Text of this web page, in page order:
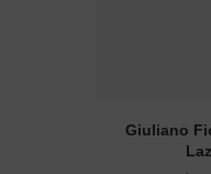
Giuliano